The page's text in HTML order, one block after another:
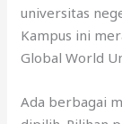
universitas
Kampus ini
Global World
Ada berbagai